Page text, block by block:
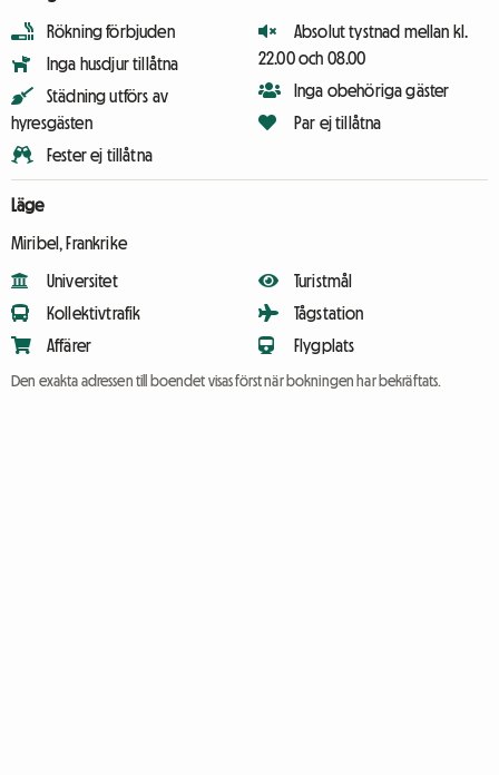
Rökning förbjuden
Inga husdjur tillåtna
Städning utförs av
hyresgästen
Fester ej tillåtna
Absolut tystnad mellan kl.
22.00 och 08.00
Inga obehöriga gäster
Par ej tillåtna
Läge
Miribel, Frankrike
Universitet
Kollektivtrafik
Affärer
Turistmål
Tågstation
Flygplats
Den exakta adressen till boendet visas först när bokningen har bekräftats.